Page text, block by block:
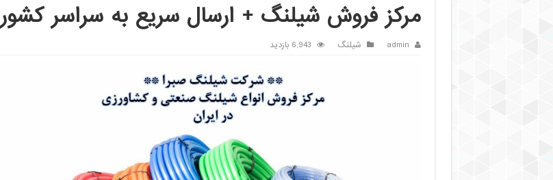
مرکز فروش شیلنگ + ارسال سریع به سراسر کشور
admin شیلنگ 6,943 بازدید